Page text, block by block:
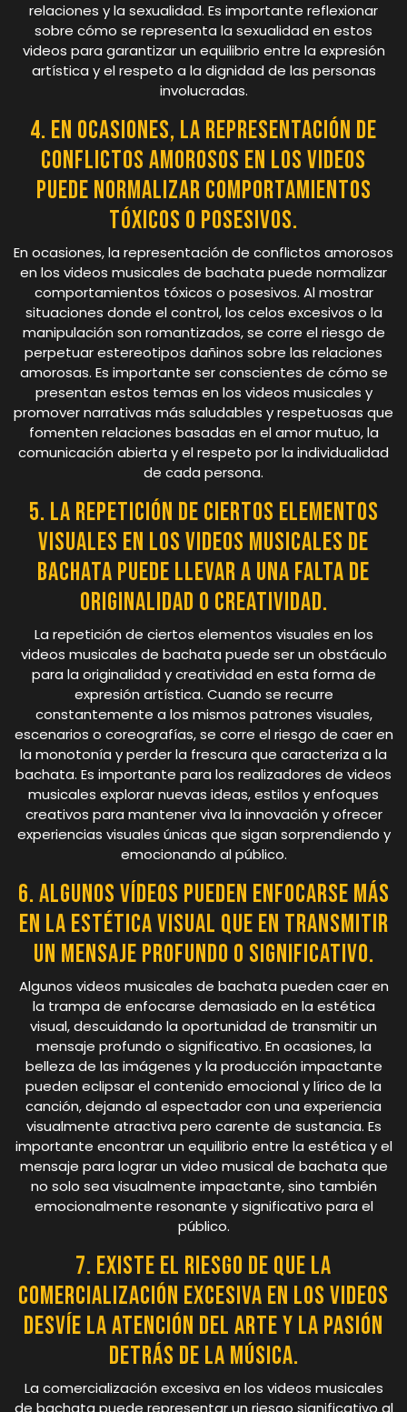
relaciones y la sexualidad. Es importante reflexionar
sobre cómo se representa la sexualidad en estos
videos para garantizar un equilibrio entre la expresión
artística y el respeto a la dignidad de las personas
involucradas.
4. En ocasiones, la representación de
conflictos amorosos en los videos
puede normalizar comportamientos
tóxicos o posesivos.
En ocasiones, la representación de conflictos amorosos
en los videos musicales de bachata puede normalizar
comportamientos tóxicos o posesivos. Al mostrar
situaciones donde el control, los celos excesivos o la
manipulación son romantizados, se corre el riesgo de
perpetuar estereotipos dañinos sobre las relaciones
amorosas. Es importante ser conscientes de cómo se
presentan estos temas en los videos musicales y
promover narrativas más saludables y respetuosas que
fomenten relaciones basadas en el amor mutuo, la
comunicación abierta y el respeto por la individualidad
de cada persona.
5. La repetición de ciertos elementos
visuales en los videos musicales de
bachata puede llevar a una falta de
originalidad o creatividad.
La repetición de ciertos elementos visuales en los
videos musicales de bachata puede ser un obstáculo
para la originalidad y creatividad en esta forma de
expresión artística. Cuando se recurre
constantemente a los mismos patrones visuales,
escenarios o coreografías, se corre el riesgo de caer en
la monotonía y perder la frescura que caracteriza a la
bachata. Es importante para los realizadores de videos
musicales explorar nuevas ideas, estilos y enfoques
creativos para mantener viva la innovación y ofrecer
experiencias visuales únicas que sigan sorprendiendo y
emocionando al público.
6. Algunos vídeos pueden enfocarse más
en la estética visual que en transmitir
un mensaje profundo o significativo.
Algunos videos musicales de bachata pueden caer en
la trampa de enfocarse demasiado en la estética
visual, descuidando la oportunidad de transmitir un
mensaje profundo o significativo. En ocasiones, la
belleza de las imágenes y la producción impactante
pueden eclipsar el contenido emocional y lírico de la
canción, dejando al espectador con una experiencia
visualmente atractiva pero carente de sustancia. Es
importante encontrar un equilibrio entre la estética y el
mensaje para lograr un video musical de bachata que
no solo sea visualmente impactante, sino también
emocionalmente resonante y significativo para el
público.
7. Existe el riesgo de que la
comercialización excesiva en los videos
desvíe la atención del arte y la pasión
detrás de la música.
La comercialización excesiva en los videos musicales
de bachata puede representar un riesgo significativo al